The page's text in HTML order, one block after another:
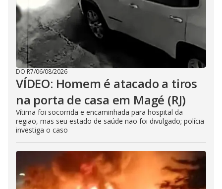
DO R7/06/08/2026
VÍDEO: Homem é atacado a tiros
na porta de casa em Magé (RJ)
Vítima foi socorrida e encaminhada para hospital da
região, mas seu estado de saúde não foi divulgado; polícia
investiga o caso